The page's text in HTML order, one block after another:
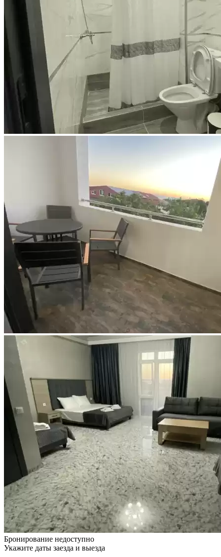
Бронирование недоступно
Укажите даты заезда и выезда